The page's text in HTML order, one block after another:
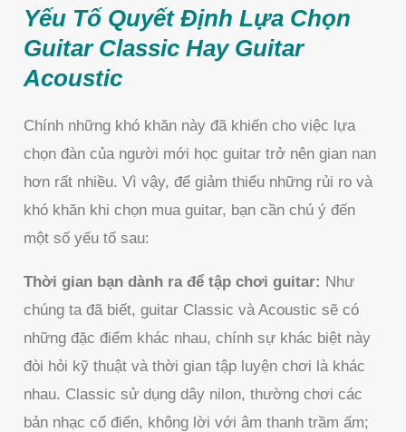
Yếu Tố Quyết Định Lựa Chọn
Guitar Classic Hay Guitar
Acoustic
Chính những khó khăn này đã khiến cho việc lựa
chọn đàn của người mới học guitar trở nên gian nan
hơn rất nhiều. Vì vậy, để giảm thiểu những rủi ro và
khó khăn khi chọn mua guitar, bạn cần chú ý đến
một số yếu tố sau:
Thời gian bạn dành ra để tập chơi guitar: Như
chúng ta đã biết, guitar Classic và Acoustic sẽ có
những đặc điểm khác nhau, chính sự khác biệt này
đòi hỏi kỹ thuật và thời gian tập luyện chơi là khác
nhau. Classic sử dụng dây nilon, thường chơi các
bản nhạc cổ điển, không lời với âm thanh trầm ấm;